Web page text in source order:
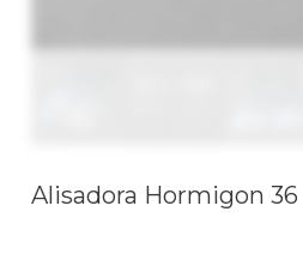
Alisadora Hormigon
cantidad